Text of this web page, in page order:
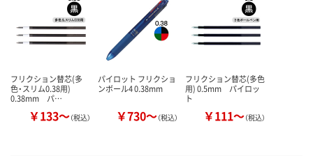
フリクション替芯(多
色・スリム0.38用)
0.38mm パ…
￥133～（税込）
パイロット フリクショ
ンボール4 0.38mm
￥730～（税込）
フリクション替芯(多色
用) 0.5mm パイロッ
ト
￥111～（税込）